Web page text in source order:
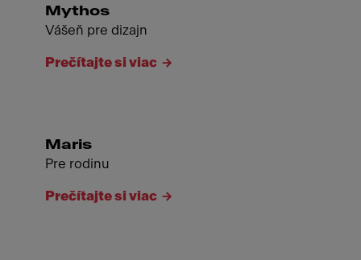
Mythos
Vášeň pre dizajn
Prečítajte si viac
Maris
Pre rodinu
Prečítajte si viac